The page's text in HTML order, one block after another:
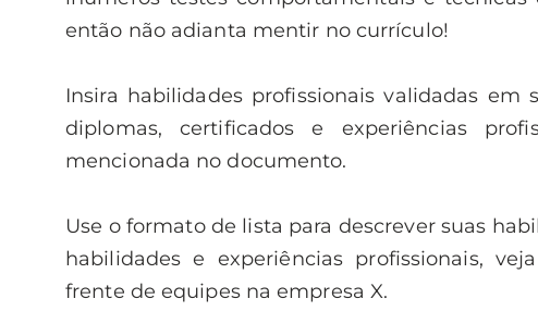
então não adianta mentir no currículo!
Insira habilidades profissionais validadas em
diplomas, certificados e experiências
mencionada no documento.
Use o formato de lista para descrever suas
habilidades e experiências profissionais,
frente de equipes na empresa X.